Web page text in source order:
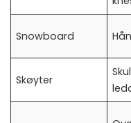
Snowboard
Skøyter